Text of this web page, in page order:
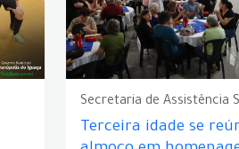
Secretaria de Assistência
Terceira idade se